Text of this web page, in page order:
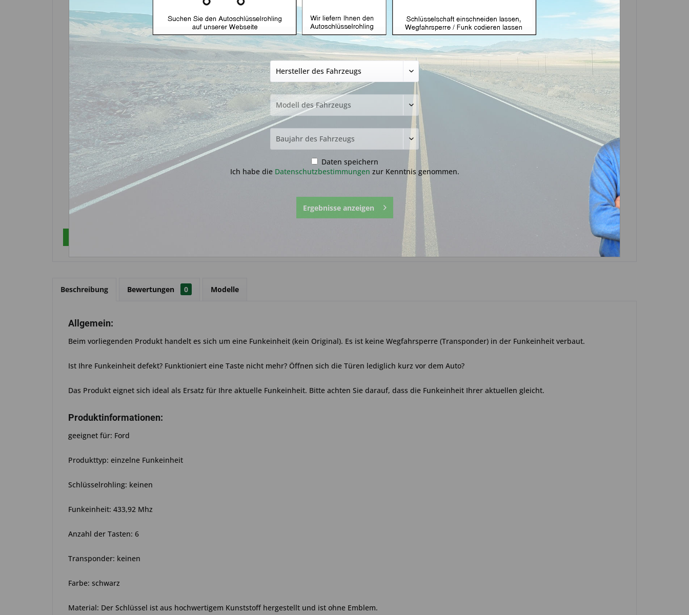
Funkeinheit geeignet für Ford 6 Tasten
(Aftermarket Produkt)
34,99 € *
inkl. MwSt.zzgl. Versandkosten
Lieferzeit ca. 1-3 Werktage
Fragen zum Artikel?
Artikel-Nr.:
Beschreibung Bewertungen 0 Modelle
Allgemein:
Beim vorliegenden Produkt handelt es sich um eine Funkeinheit (kein Original). Es ist keine Wegfahrsperre (Transponder) in der Funkeinheit verbaut.
Ist Ihre Funkeinheit defekt? Funktioniert eine Taste nicht mehr? Öffnen sich die Türen lediglich kurz vor dem Auto?
Das Produkt eignet sich ideal als Ersatz für Ihre aktuelle Funkeinheit. Bitte achten Sie darauf, dass die Funkeinheit Ihrer aktuellen gleicht.
Produktinformationen:
geeignet für: Ford
Produkttyp: einzelne Funkeinheit
Schlüsselrohling: keinen
Funkeinheit: 433,92 Mhz
Anzahl der Tasten: 6
Transponder: keinen
Farbe: schwarz
Material: Der Schlüssel ist aus hochwertigem Kunststoff hergestellt und ist ohne Emblem.
Daten speichern
Ich habe die Datenschutzbestimmungen zur Kenntnis genommen.
Ergebnisse anzeigen